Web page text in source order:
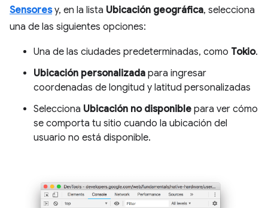
Sensoresy, en la lista Ubicación geográfica, selecciona
una de las siguientes opciones:
Una de las ciudades predeterminadas, como Tokio.
Ubicación personalizada para ingresar
coordenadas de longitud y latitud personalizadas
Selecciona Ubicación no disponible para ver cómo
se comporta tu sitio cuando la ubicación del
usuario no está disponible.